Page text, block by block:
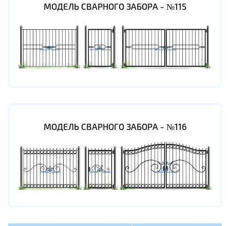
МОДЕЛЬ СВАРНОГО ЗАБОРА - №115
МОДЕЛЬ СВАРНОГО ЗАБОРА - №116